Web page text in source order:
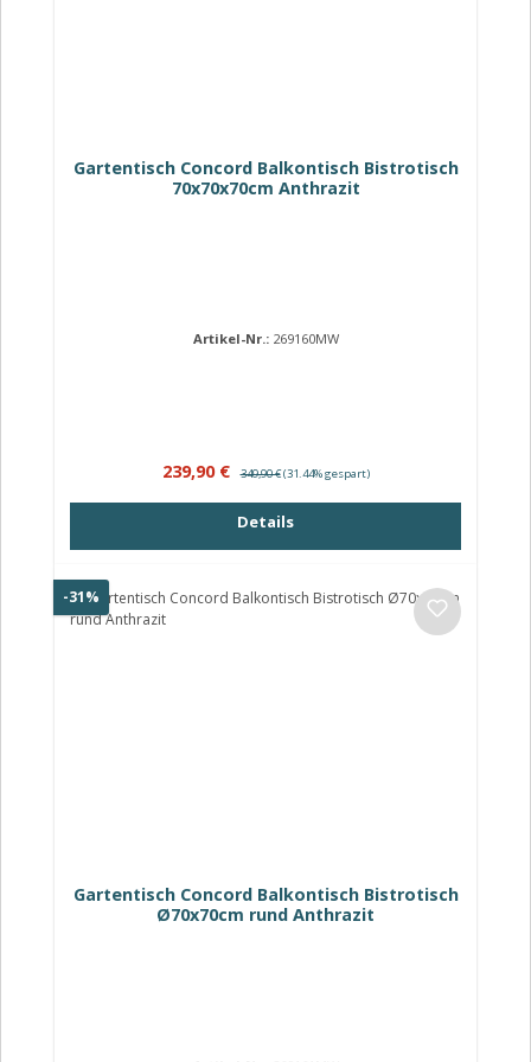
Gartentisch Concord Balkontisch Bistrotisch
70x70x70cm Anthrazit
Artikel-Nr.: 269160MW
Verkaufspreis:
239,90 € 349,90 €(31.44% gespart)
Details
-31% Rabatt
Gartentisch Concord Balkontisch Bistrotisch
Ø70x70cm rund Anthrazit